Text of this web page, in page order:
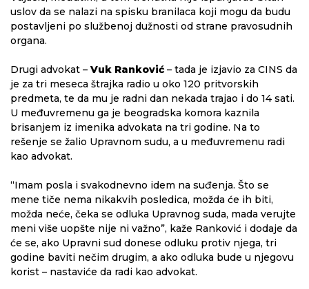
uslov da se nalazi na spisku branilaca koji mogu da budu
postavljeni po službenoj dužnosti od strane pravosudnih
organa.
Drugi advokat – Vuk Ranković – tada je izjavio za CINS da
je za tri meseca štrajka radio u oko 120 pritvorskih
predmeta, te da mu je radni dan nekada trajao i do 14 sati.
U međuvremenu ga je beogradska komora kaznila
brisanjem iz imenika advokata na tri godine. Na to
rešenje se žalio Upravnom sudu, a u međuvremenu radi
kao advokat.
“Imam posla i svakodnevno idem na suđenja. Što se
mene tiče nema nikakvih posledica, možda će ih biti,
možda neće, čeka se odluka Upravnog suda, mada verujte
meni više uopšte nije ni važno”, kaže Ranković i dodaje da
će se, ako Upravni sud donese odluku protiv njega, tri
godine baviti nečim drugim, a ako odluka bude u njegovu
korist – nastaviće da radi kao advokat.